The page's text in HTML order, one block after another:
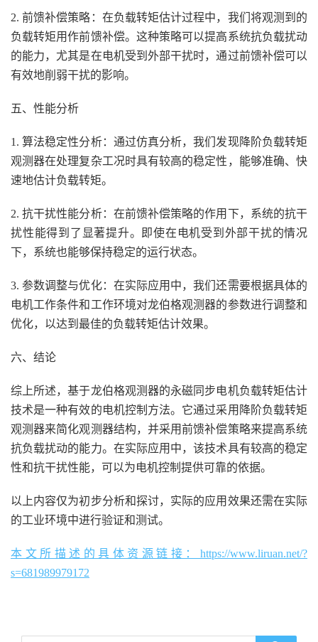
2. 前馈补偿策略：在负载转矩估计过程中，我们将观测到的
负载转矩用作前馈补偿。这种策略可以提高系统抗负载扰动
的能力，尤其是在电机受到外部干扰时，通过前馈补偿可以
有效地削弱干扰的影响。
五、性能分析
1. 算法稳定性分析：通过仿真分析，我们发现降阶负载转矩
观测器在处理复杂工况时具有较高的稳定性，能够准确、快
速地估计负载转矩。
2. 抗干扰性能分析：在前馈补偿策略的作用下，系统的抗干
扰性能得到了显著提升。即使在电机受到外部干扰的情况
下，系统也能够保持稳定的运行状态。
3. 参数调整与优化：在实际应用中，我们还需要根据具体的
电机工作条件和工作环境对龙伯格观测器的参数进行调整和
优化，以达到最佳的负载转矩估计效果。
六、结论
综上所述，基于龙伯格观测器的永磁同步电机负载转矩估计
技术是一种有效的电机控制方法。它通过采用降阶负载转矩
观测器来简化观测器结构，并采用前馈补偿策略来提高系统
抗负载扰动的能力。在实际应用中，该技术具有较高的稳定
性和抗干扰性能，可以为电机控制提供可靠的依据。
以上内容仅为初步分析和探讨，实际的应用效果还需在实际
的工业环境中进行验证和测试。
本文所描述的具体资源链接：https://www.liruan.net/?
s=681989979172